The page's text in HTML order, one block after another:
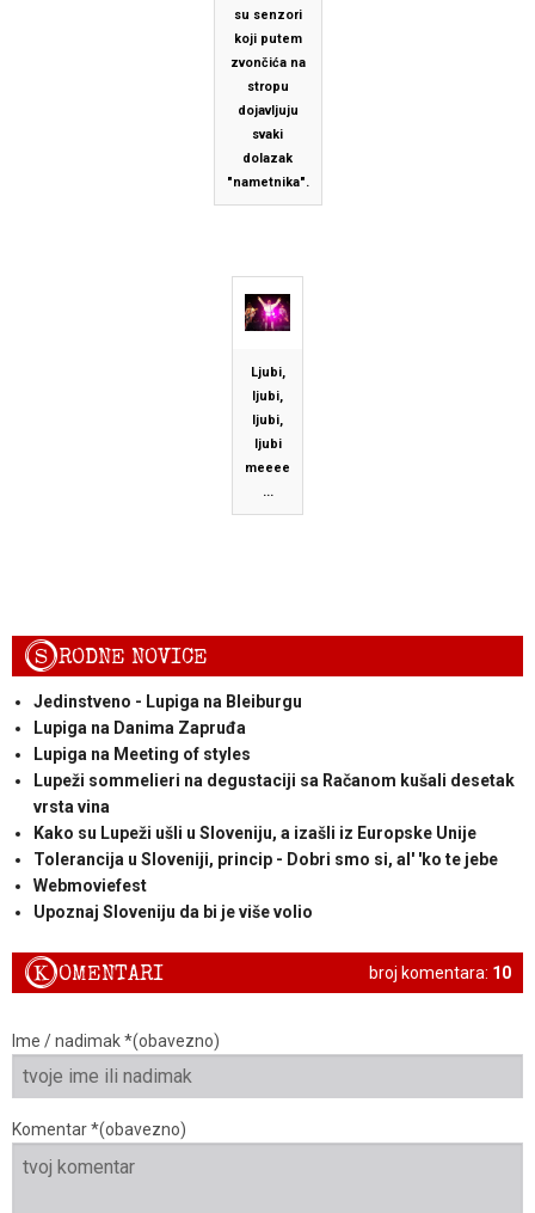
su senzori
koji putem
zvončića na
stropu
dojavljuju
svaki
dolazak
"nametnika".
Ljubi,
ljubi,
ljubi,
ljubi
meeee
...
SRODNE NOVICE
Jedinstveno - Lupiga na Bleiburgu
Lupiga na Danima Zapruđa
Lupiga na Meeting of styles
Lupeži sommelieri na degustaciji sa Račanom kušali desetak
vrsta vina
Kako su Lupeži ušli u Sloveniju, a izašli iz Europske Unije
Tolerancija u Sloveniji, princip - Dobri smo si, al' 'ko te jebe
Webmoviefest
Upoznaj Sloveniju da bi je više volio
broj komentara: 10
KOMENTARI
Ime / nadimak *(obavezno)
Komentar *(obavezno)